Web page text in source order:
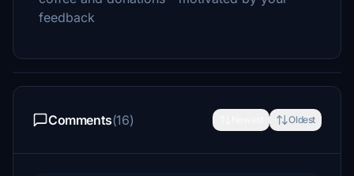
feedback
Comments(16) Oldest